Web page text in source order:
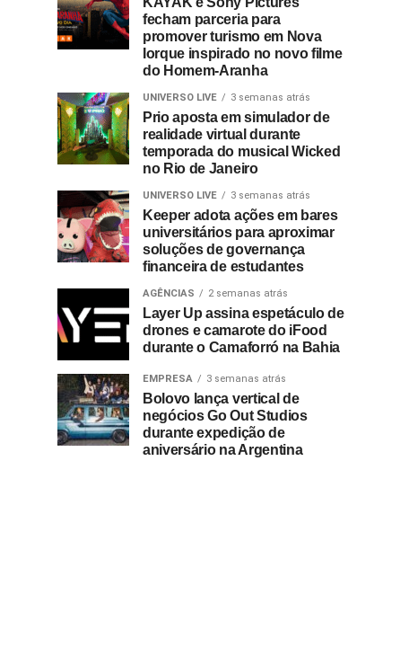
fecham parceria para
promover turismo em Nova
Iorque inspirado no novo filme
do Homem-Aranha
UNIVERSO LIVE 3 semanas atrás
Prio aposta em simulador de
realidade virtual durante
temporada do musical Wicked
no Rio de Janeiro
UNIVERSO LIVE 3 semanas atrás
Keeper adota ações em bares
universitários para aproximar
soluções de governança
financeira de estudantes
AGÊNCIAS 2 semanas atrás
Layer Up assina espetáculo de
drones e camarote do iFood
durante o Camaforró na Bahia
EMPRESA 3 semanas atrás
Bolovo lança vertical de
negócios Go Out Studios
durante expedição de
aniversário na Argentina